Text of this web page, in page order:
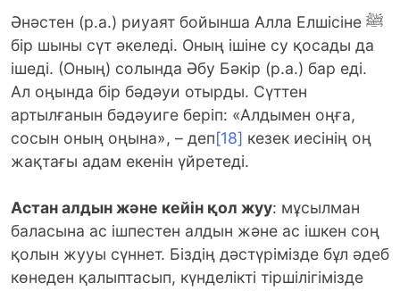
Әнәстен (р.а.) риуаят бойынша Алла Елшісіне ﷺ
бір шыны сүт әкеледі. Оның ішіне су қосады да
ішеді. (Оның) солында Әбу Бәкір (р.а.) бар еді.
Ал оңында бір бәдәуи отырды. Сүттен
артылғанын бәдәуиге беріп: «Алдымен оңға,
сосын оның оңына», – деп[18] кезек иесінің оң
жақтағы адам екенін үйретеді.
Астан алдын және кейін қол жуу: мұсылман
баласына ас ішпестен алдын және ас ішкен соң
қолын жууы сүннет. Біздің дәстүрімізде бұл әдеб
көнеден қалыптасып, күнделікті тіршілігімізде